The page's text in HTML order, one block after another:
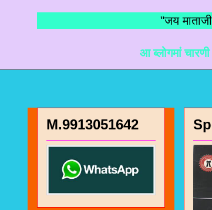
"जय माताजी
आ ब्लोगमां चारणी
M.9913051642